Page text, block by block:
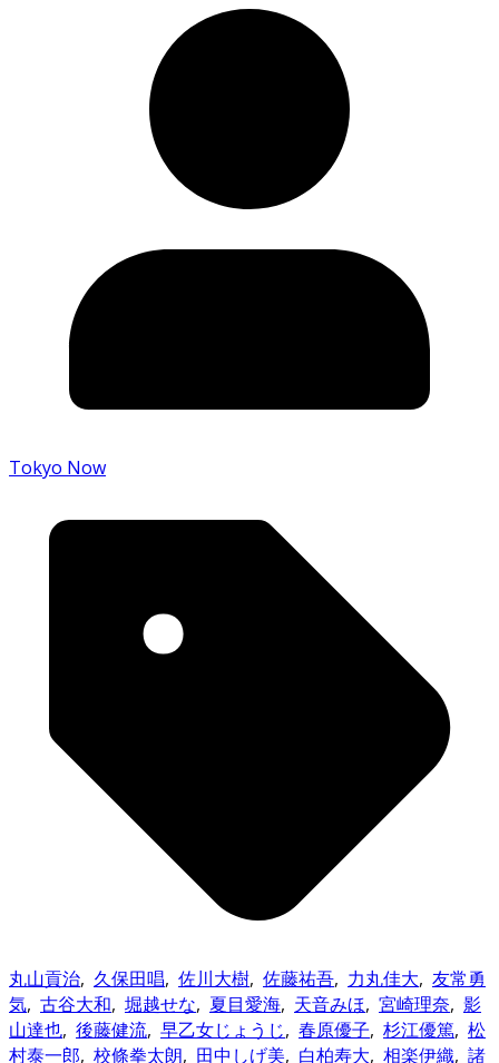
Tokyo Now
丸山貢治, 久保田唱, 佐川大樹, 佐藤祐吾, 力丸佳大, 友常勇
気, 古谷大和, 堀越せな, 夏目愛海, 天音みほ, 宮崎理奈, 影
山達也, 後藤健流, 早乙女じょうじ, 春原優子, 杉江優篤, 松
村泰一郎, 校條拳太朗, 田中しげ美, 白柏寿大, 相楽伊織, 諸